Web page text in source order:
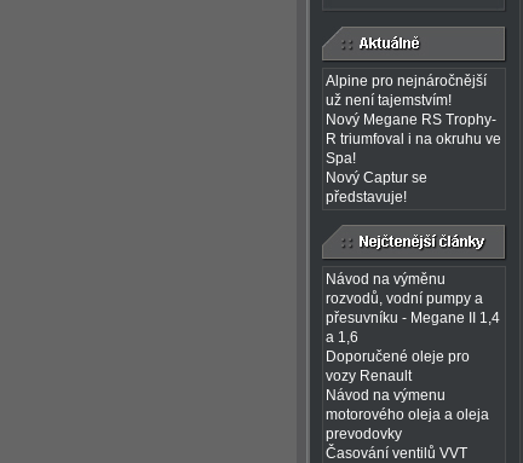
Alpine pro nejnáročnější
už není tajemstvím!
Nový Megane RS Trophy-
R triumfoval i na okruhu ve
Spa!
Nový Captur se
představuje!
Návod na výměnu
rozvodů, vodní pumpy a
přesuvníku - Megane II 1,4
a 1,6
Doporučené oleje pro
vozy Renault
Návod na výmenu
motorového oleja a oleja
prevodovky
Časování ventilů VVT